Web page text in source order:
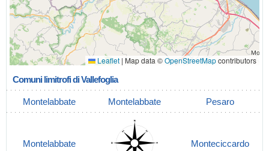
Leaflet | Map data ©OpenStreetMapcontributors
Comuni limitrofi di Vallefoglia
Montelabbate Montelabbate Pesaro
Montelabbate Monteciccardo